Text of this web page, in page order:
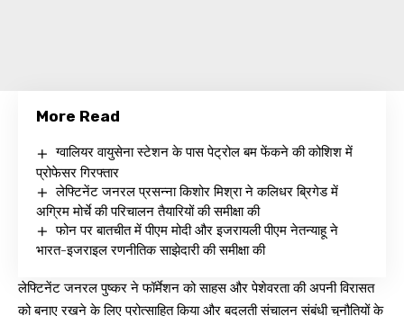
More Read
ग्वालियर वायुसेना स्टेशन के पास पेट्रोल बम फेंकने की कोशिश में
प्रोफेसर गिरफ्तार
लेफ्टिनेंट जनरल प्रसन्ना किशोर मिश्रा ने कलिधर ब्रिगेड में
अग्रिम मोर्चे की परिचालन तैयारियों की समीक्षा की
फोन पर बातचीत में पीएम मोदी और इजरायली पीएम नेतन्याहू ने
भारत-इजराइल रणनीतिक साझेदारी की समीक्षा की
लेफ्टिनेंट जनरल पुष्कर ने फॉर्मेशन को साहस और पेशेवरता की अपनी विरासत
को बनाए रखने के लिए प्रोत्साहित किया और बदलती संचालन संबंधी चुनौतियों के